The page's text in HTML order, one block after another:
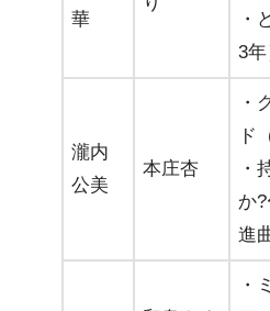
華
・
3年
瀧内
公美
本庄杏
・
ド
・
か
進
・